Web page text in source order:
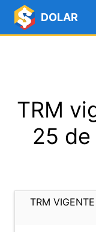
DOLAR
TRM
25
TRM